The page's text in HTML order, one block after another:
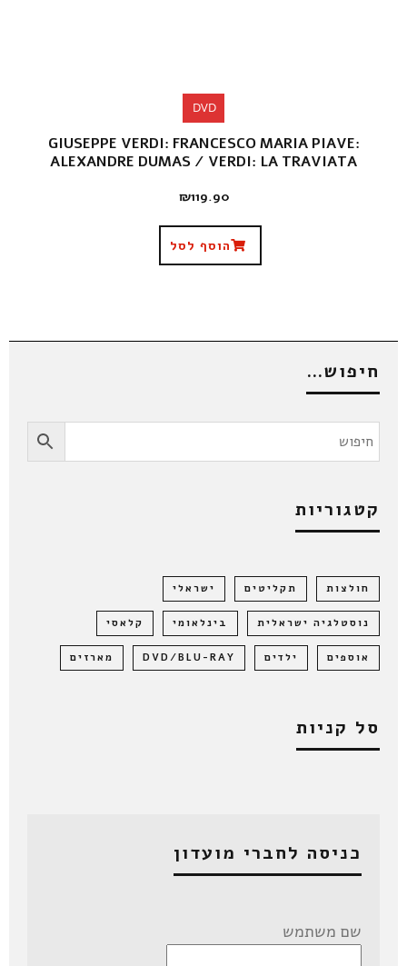
DVD
GIUSEPPE VERDI: FRANCESCO MARIA PIAVE:
ALEXANDRE DUMAS / VERDI: LA TRAVIATA
₪119.90
הוסף לסל
חיפוש…
קטגוריות
חולצות תקליטים ישראלי
נוסטלגיה ישראלית בינלאומי קלאסי
אוספים ילדים DVD/BLU-RAY מארזים
סל קניות
כניסה לחברי מועדון
שם משתמש